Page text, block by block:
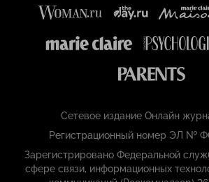
Сетевое издание Онлайн
Регистрационный номер ЭЛ №
Зарегистрировано Федеральной
сфере связи, информационных